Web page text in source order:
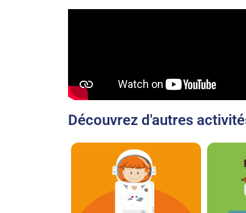
Découvrez d'autres